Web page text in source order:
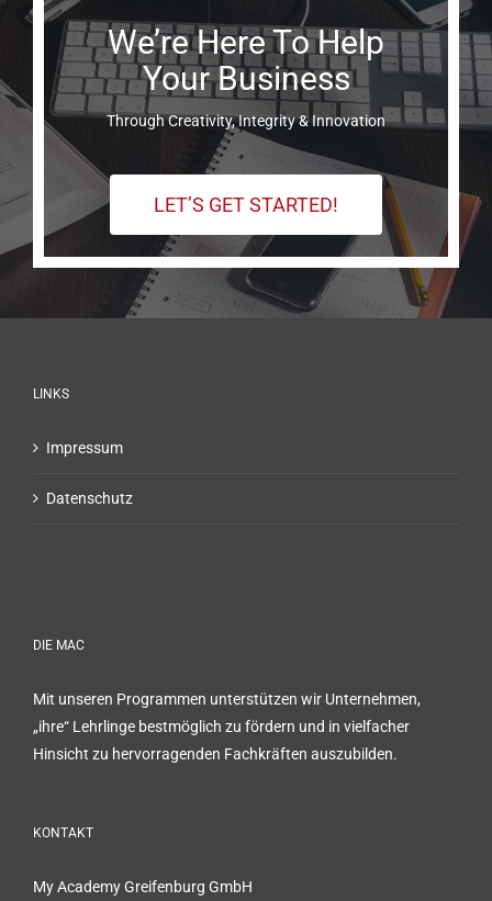
We’re Here To Help
Your Business
Through Creativity, Integrity & Innovation
LET’S GET STARTED!
LINKS
Impressum
Datenschutz
DIE MAC
Mit unseren Programmen unterstützen wir Unternehmen,
„ihre“ Lehrlinge bestmöglich zu fördern und in vielfacher
Hinsicht zu hervorragenden Fachkräften auszubilden.
KONTAKT
My Academy Greifenburg GmbH